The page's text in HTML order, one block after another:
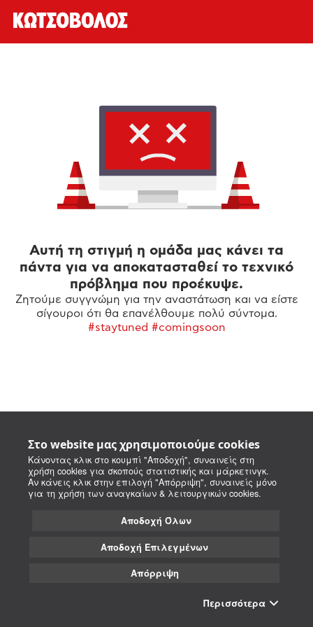
Στο website μας χρησιμοποιούμε cookies
Κάνοντας κλικ στο κουμπί "Αποδοχή", συναινείς στη
χρήση cookies για σκοπούς στατιστικής και μάρκετινγκ.
Αν κάνεις κλικ στην επιλογή "Απόρριψη", συναινείς μόνο
για τη χρήση των αναγκαίων & λειτουργικών cookies.
Αποδοχή Όλων
Αποδοχή Επιλεγμένων
Απόρριψη
Περισσότερα
Αυτή τη στιγμή η ομάδα μας κάνει τα
πάντα για να αποκατασταθεί το τεχνικό
πρόβλημα που προέκυψε.
Ζητούμε συγγνώμη για την αναστάτωση και να είστε
σίγουροι ότι θα επανέλθουμε πολύ σύντομα.
#staytuned #comingsoon